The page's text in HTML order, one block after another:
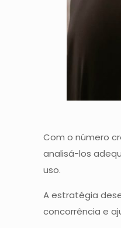
Com o número
analisá-los
uso.
A estratégia
concorrência e